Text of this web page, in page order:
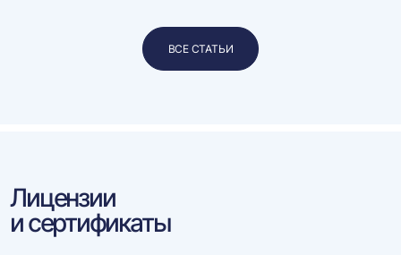
ВСЕ СТАТЬИ
Лицензии
и сертификаты